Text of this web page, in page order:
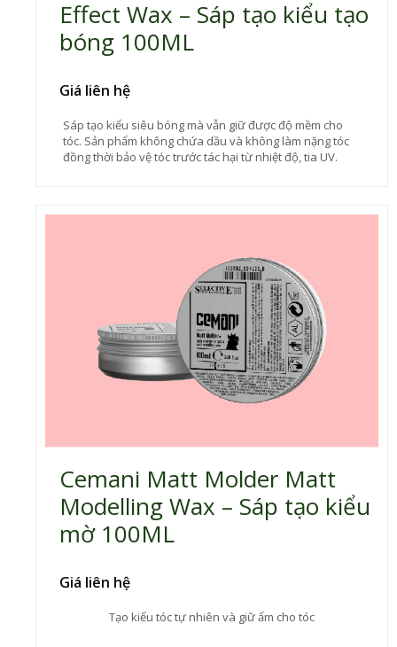
Effect Wax – Sáp tạo kiểu tạo
bóng 100ML
Giá liên hệ
Sáp tạo kiểu siêu bóng mà vẫn giữ được độ mềm cho
tóc. Sản phẩm không chứa dầu và không làm nặng tóc
đồng thời bảo vệ tóc trước tác hại từ nhiệt độ, tia UV.
Cemani Matt Molder Matt
Modelling Wax – Sáp tạo kiểu
mờ 100ML
Giá liên hệ
Tạo kiểu tóc tự nhiên và giữ ẩm cho tóc